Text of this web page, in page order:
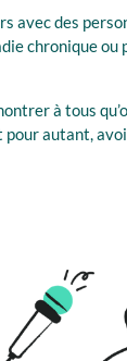
avec des
chronique ou
à tous
pour autant,